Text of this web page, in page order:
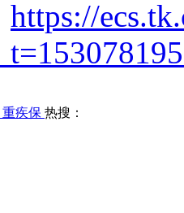
重疾保 热搜：